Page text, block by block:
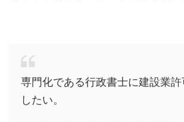
専門化である行政書士に建設業
したい。